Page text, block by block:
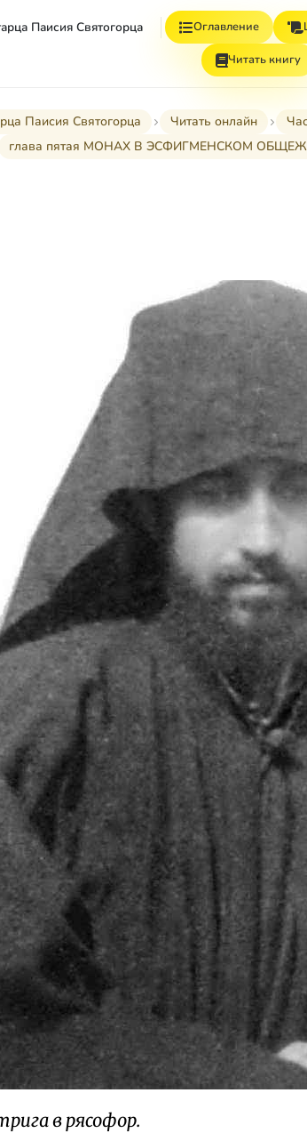
Паисия Святогорца Оглавление
Читать книгу
Паисия Святогорца Читать онлайн
глава пятая МОНАХ В ЭСФИГМЕНСКОМ
в рясофор.